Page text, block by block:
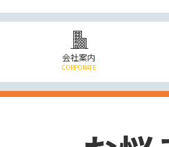
会社案内
CORPORATE